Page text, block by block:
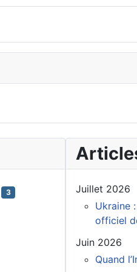
3
Juillet 2026
Ukraine
officiel
Juin 2026
Quand